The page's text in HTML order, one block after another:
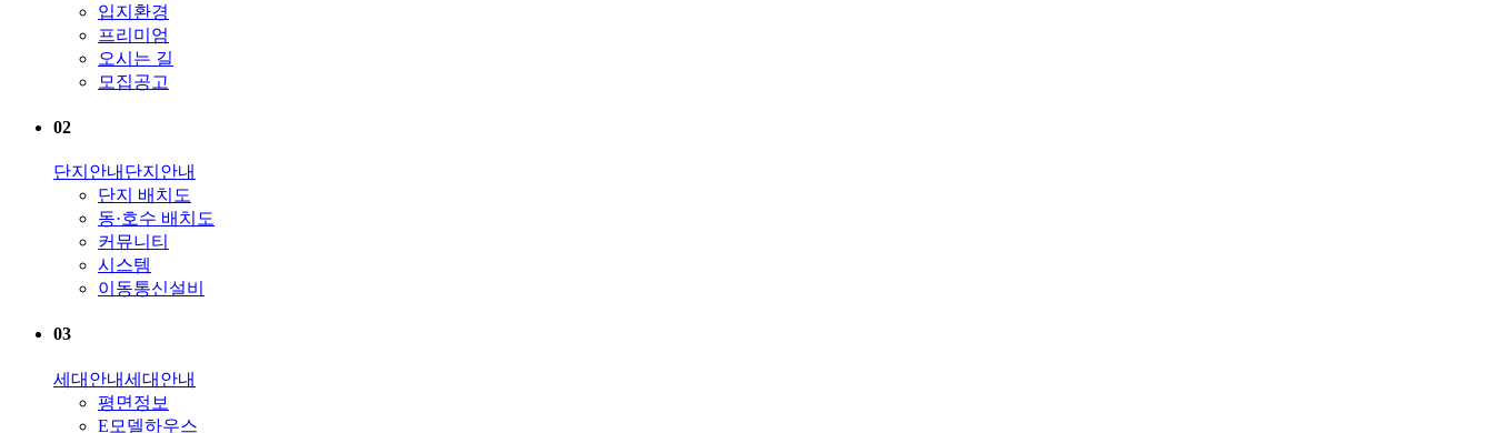
입지환경
프리미엄
오시는 길
모집공고
02
단지안내 단지안내
단지 배치도
동·호수 배치도
커뮤니티
시스템
이동통신설비
03
세대안내세대안내
평면정보
E모델하우스